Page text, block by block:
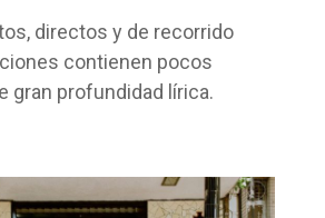
directos y de recorrido
contienen pocos
gran profundidad lírica.